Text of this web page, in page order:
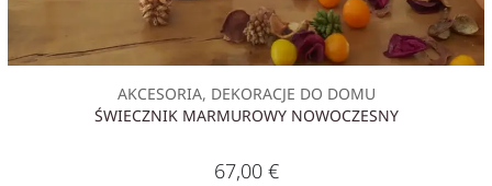
AKCESORIA, DEKORACJE DO DOMU
ŚWIECZNIK MARMUROWY NOWOCZESNY
67,00 €